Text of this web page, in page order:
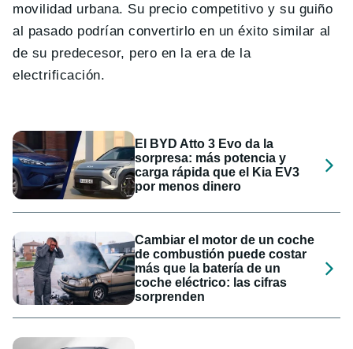
movilidad urbana. Su precio competitivo y su guiño
al pasado podrían convertirlo en un éxito similar al
de su predecesor, pero en la era de la
electrificación.
El BYD Atto 3 Evo da la
sorpresa: más potencia y
carga rápida que el Kia EV3
por menos dinero
Cambiar el motor de un coche
de combustión puede costar
más que la batería de un
coche eléctrico: las cifras
sorprenden